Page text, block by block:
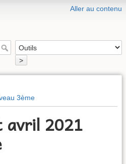
Aller au contenu
>
3ème
avril 2021